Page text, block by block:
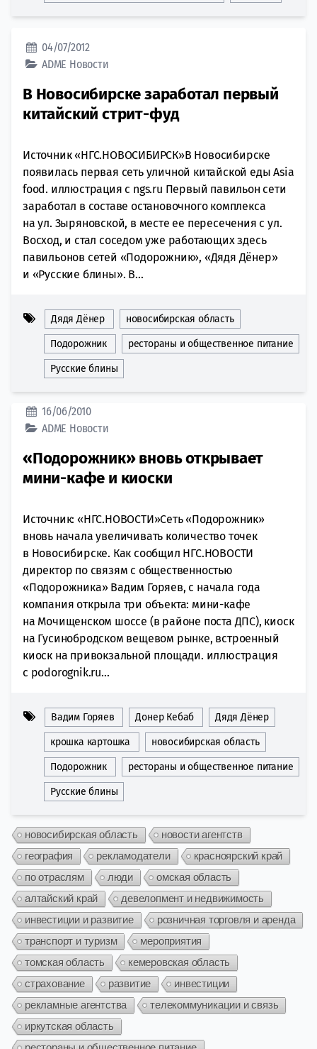
04/07/2012
ADME Новости
В Новосибирске заработал первый
китайский стрит-фуд
Источник «НГС.НОВОСИБИРСК»В Новосибирске
появилась первая сеть уличной китайской еды Asia
food. иллюстрация с ngs.ru Первый павильон сети
заработал в составе остановочного комплекса
на ул. Зыряновской, в месте ее пересечения с ул.
Восход, и стал соседом уже работающих здесь
павильонов сетей «Подорожник», «Дядя Дёнер»
и «Русские блины». В...
Дядя Дёнер новосибирская область
Подорожник рестораны и общественное питание
Русские блины
16/06/2010
ADME Новости
«Подорожник» вновь открывает
мини-кафе и киоски
Источник: «НГС.НОВОСТИ»Сеть «Подорожник»
вновь начала увеличивать количество точек
в Новосибирске. Как сообщил НГС.НОВОСТИ
директор по связям с общественностью
«Подорожника» Вадим Горяев, с начала года
компания открыла три объекта: мини-кафе
на Мочищенском шоссе (в районе поста ДПС), киоск
на Гусинобродском вещевом рынке, встроенный
киоск на привокзальной площади. иллюстрация
с podorognik.ru...
Вадим Горяев Донер Кебаб Дядя Дёнер
крошка картошка новосибирская область
Подорожник рестораны и общественное питание
Русские блины
новосибирская область
новости агентств
география
рекламодатели
красноярский край
по отраслям
люди
омская область
алтайский край
девелопмент и недвижимость
инвестиции и развитие
розничная торговля и аренда
транспорт и туризм
мероприятия
томская область
кемеровская область
страхование
развитие
инвестиции
рекламные агентства
телекоммуникации и связь
иркутская область